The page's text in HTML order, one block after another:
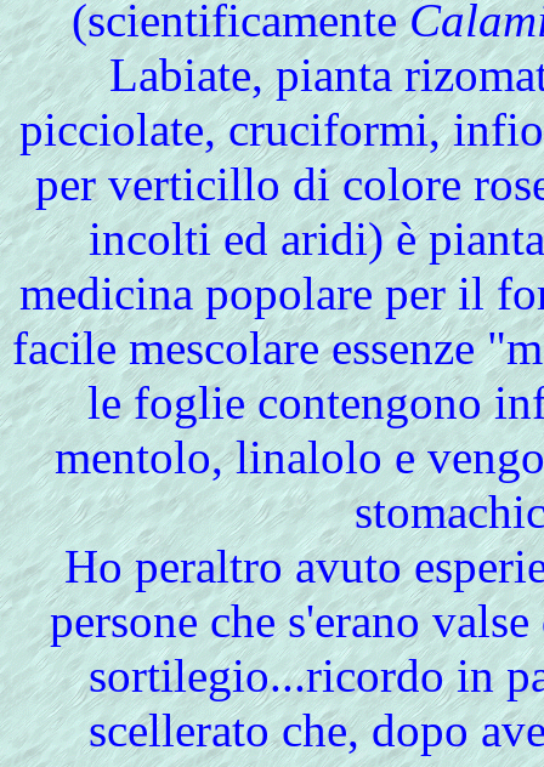
(scientificamente
Labiate, pianta
picciolate, cruciformi,
per verticillo di colore
incolti ed aridi) è
medicina popolare per il
facile mescolare essenze
le foglie contengono
mentolo, linalolo e
Ho peraltro avuto
persone che s'erano
sortilegio...ricordo in
scellerato che, dopo